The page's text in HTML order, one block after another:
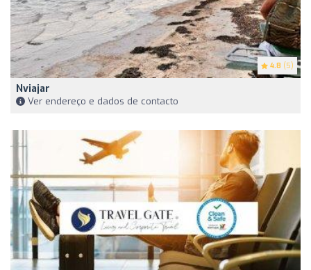
4.8 (5)
Nviajar
Ver endereço e dados de contacto